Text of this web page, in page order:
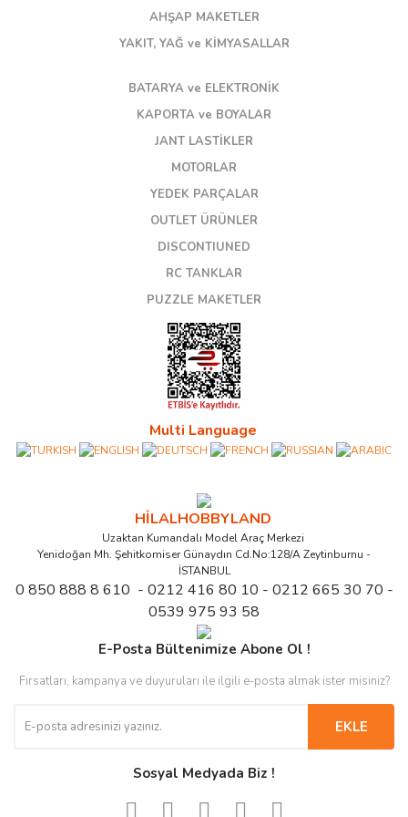
AHŞAP MAKETLER
YAKIT, YAĞ ve KİMYASALLAR
BATARYA ve ELEKTRONİK
KAPORTA ve BOYALAR
JANT LASTİKLER
MOTORLAR
YEDEK PARÇALAR
OUTLET ÜRÜNLER
DISCONTIUNED
RC TANKLAR
PUZZLE MAKETLER
Multi Language
HİLALHOBBYLAND
Uzaktan Kumandalı Model Araç Merkezi
Yenidoğan Mh. Şehitkomiser Günaydın Cd.No:128/A Zeytinburnu -
İSTANBUL
0 850 888 8 610 - 0212 416 80 10 - 0212 665 30 70 -
0539 975 93 58
E-Posta Bültenimize Abone Ol !
Fırsatları, kampanya ve duyuruları ile ilgili e-posta almak ister misiniz?
EKLE
Sosyal Medyada Biz !